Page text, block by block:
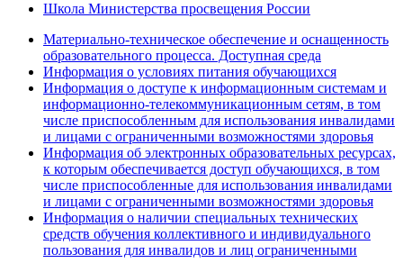
Школа Министерства просвещения России
Материально-техническое обеспечение и оснащенность
образовательного процесса. Доступная среда
Информация о условиях питания обучающихся
Информация о доступе к информационным системам и
информационно-телекоммуникационным сетям, в том
числе приспособленным для использования инвалидами
и лицами с ограниченными возможностями здоровья
Информация об электронных образовательных ресурсах,
к которым обеспечивается доступ обучающихся, в том
числе приспособленные для использования инвалидами
и лицами с ограниченными возможностями здоровья
Информация о наличии специальных технических
средств обучения коллективного и индивидуального
пользования для инвалидов и лиц ограниченными